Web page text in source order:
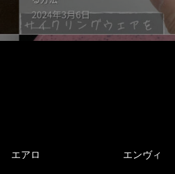
エアロ エンヴィ